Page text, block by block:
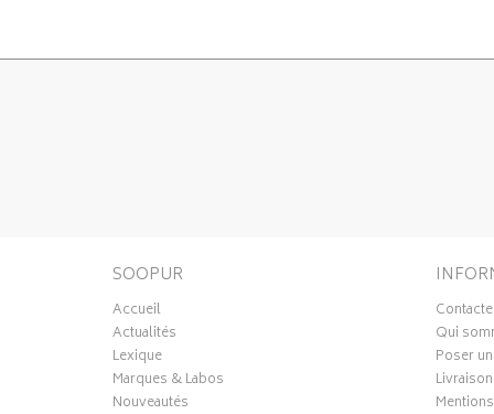
SOOPUR
Accueil
Actualités
Lexique
Marques & Labos
Nouveautés
Qui
Poser
Livraison